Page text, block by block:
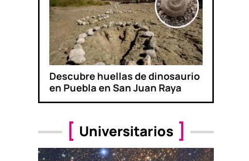
Descubre huellas de dinosaurio
en Puebla en San Juan Raya
Universitarios